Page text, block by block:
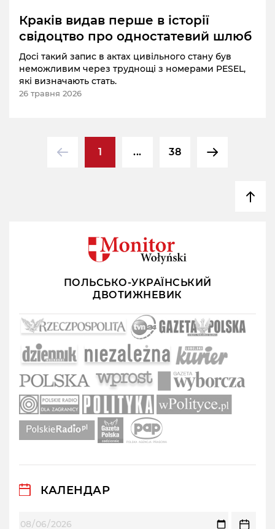
Краків видав перше в історії
свідоцтво про одностатевий шлюб
Досі такий запис в актах цивільного стану був
неможливим через труднощі з номерами PESEL,
які визначають стать.
26 травня 2026
1 ... 38
ПОЛЬСЬКО-УКРАЇНСЬКИЙ
ДВОТИЖНЕВИК
КАЛЕНДАР